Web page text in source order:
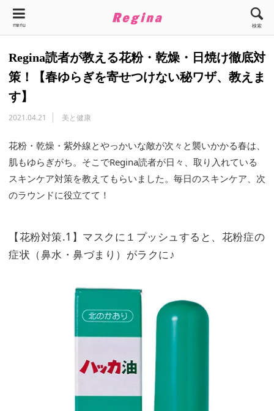
menu 検索
Regina読者が教える花粉・乾燥・日焼け徹底対
策！【春ゆらぎを寄せつけない秘ワザ、教えま
す】
2021.04.21 美と健康
花粉・乾燥・紫外線とやっかいな敵が次々と襲いかかる春は、
肌もゆらぎがち。そこでRegina読者が日々、取り入れている
スキンケア対策を教えてもらいました。毎日のスキンケア、次
のラウンドに役立てて！
【花粉対策.1】マスクに１プッシュすると、花粉症の
症状（鼻水・鼻づまり）がラクに♪